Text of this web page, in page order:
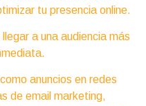
tu presencia online.
a una audiencia más
anuncios en redes
de email marketing,